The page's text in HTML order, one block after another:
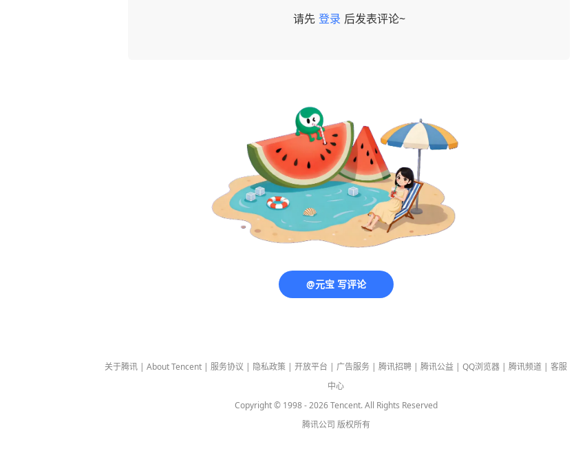
请先 登录 后发表评论~
@元宝 写评论
关于腾讯 | About Tencent | 服务协议 | 隐私政策 | 开放平台 | 广告服务 | 腾讯招聘 | 腾讯公益 | QQ浏览器 | 腾讯频道 | 客服
中心
Copyright © 1998 -2026Tencent. All Rights Reserved
腾讯公司 版权所有